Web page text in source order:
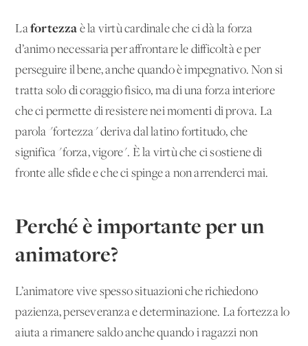
Lafortezza è la virtù cardinale che ci dà la forza
d’animo necessaria per affrontare le difficoltà e per
perseguire il bene, anche quando è impegnativo. Non si
tratta solo di coraggio fisico, ma di una forza interiore
che ci permette di resistere nei momenti di prova. La
parola "fortezza" deriva dal latino fortitudo, che
significa "forza, vigore". È la virtù che ci sostiene di
fronte alle sfide e che ci spinge a non arrenderci mai.
Perché è importante per un
animatore?
L’animatore vive spesso situazioni che richiedono
pazienza, perseveranza e determinazione. La fortezza lo
aiuta a rimanere saldo anche quando i ragazzi non